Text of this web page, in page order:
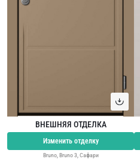
ВНЕШНЯЯ ОТДЕЛКА
Изменить отделку
Bruno, Bruno 3, Сафари